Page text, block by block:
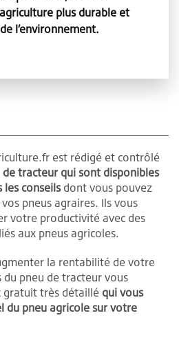
plus durable et
l’environnement.
est rédigé et contrôlé
de tracteur qui sont disponibles
conseilsdont vous pouvez
pneus agraires. Ils vous
votre productivité avec des
aux pneus agricoles.
la rentabilité de votre
pneu de tracteur vous
gratuit très détaillé qui vous
du pneu agricole sur votre